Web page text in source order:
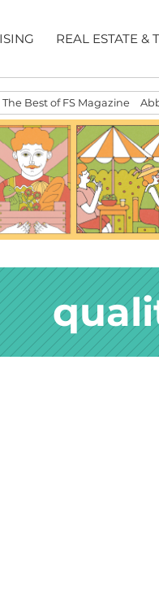
REAL ESTATE &
The Best of FS Magazine